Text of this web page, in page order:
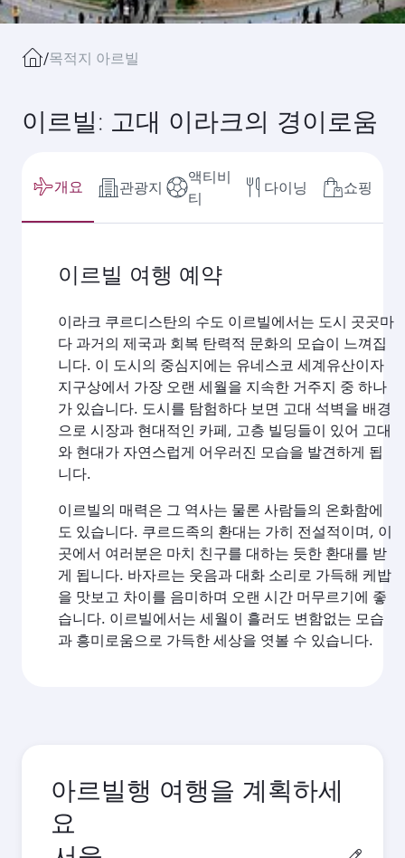
/목적지 아르빌
이르빌: 고대 이라크의 경이로움
개요 관광지
액티비
티
다이닝 쇼핑
이르빌 여행 예약
이라크 쿠르디스탄의 수도 이르빌에서는 도시 곳곳마
다 과거의 제국과 회복 탄력적 문화의 모습이 느껴집
니다. 이 도시의 중심지에는 유네스코 세계유산이자
지구상에서 가장 오랜 세월을 지속한 거주지 중 하나
가 있습니다. 도시를 탐험하다 보면 고대 석벽을 배경
으로 시장과 현대적인 카페, 고층 빌딩들이 있어 고대
와 현대가 자연스럽게 어우러진 모습을 발견하게 됩
니다.
이르빌의 매력은 그 역사는 물론 사람들의 온화함에
도 있습니다. 쿠르드족의 환대는 가히 전설적이며, 이
곳에서 여러분은 마치 친구를 대하는 듯한 환대를 받
게 됩니다. 바자르는 웃음과 대화 소리로 가득해 케밥
을 맛보고 차이를 음미하며 오랜 시간 머무르기에 좋
습니다. 이르빌에서는 세월이 흘러도 변함없는 모습
과 흥미로움으로 가득한 세상을 엿볼 수 있습니다.
아르빌행 여행을 계획하세
요
출